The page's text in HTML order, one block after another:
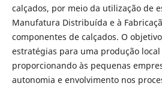
calçados, por meio da utilização de
Manufatura Distribuída e à
componentes de calçados. O
estratégias para uma produção
proporcionando às pequenas
autonomia e envolvimento nos